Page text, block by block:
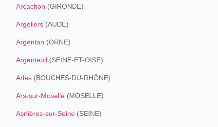
Arcachon (GIRONDE)
Argeliers (AUDE)
Argentan (ORNE)
Argenteuil (SEINE-ET-OISE)
Arles (BOUCHES-DU-RHÔNE)
Ars-sur-Moselle (MOSELLE)
Asnières-sur-Seine (SEINE)